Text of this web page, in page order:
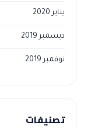
يناير 2020
ديسمبر 2019
نوفمبر 2019
تصنيفات